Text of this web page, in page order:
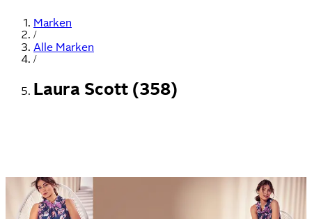
Marken
/
Alle Marken
/
Laura Scott (358)